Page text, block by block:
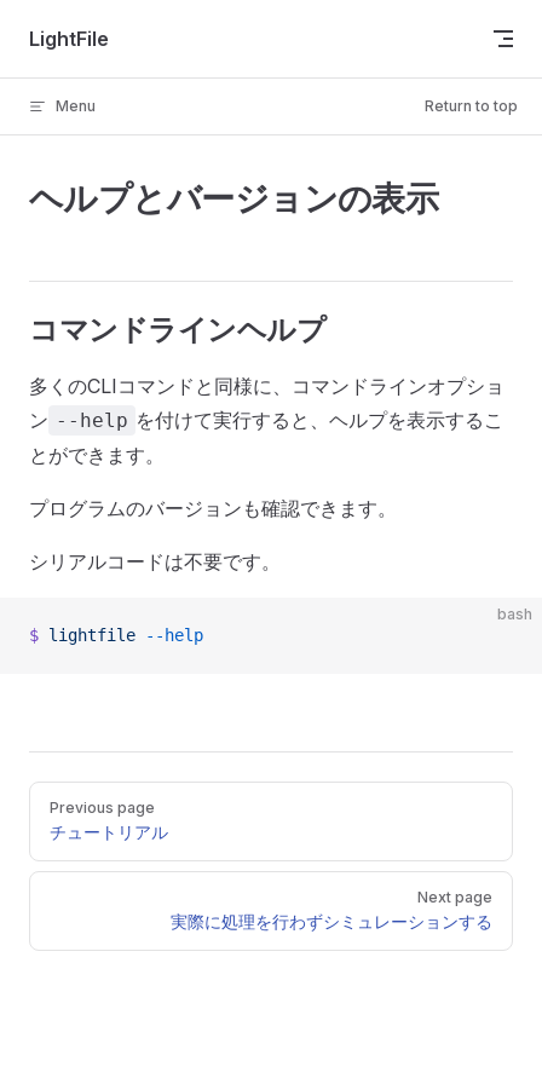
Skip to content
LightFile
Menu Return to top
ヘルプとバージョンの表示
コマンドラインヘルプ
多くのCLIコマンドと同様に、コマンドラインオプショ
ン --help を付けて実行すると、ヘルプを表示するこ
とができます。
プログラムのバージョンも確認できます。
シリアルコードは不要です。
bash
$ lightfile --help
Pager
Previous page
チュートリアル
Next page
実際に処理を行わずシミュレーションする